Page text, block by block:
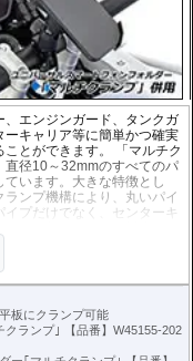
、エンジンガード、タンクガ
ーキャリア等に簡単かつ確実
ことができます。 「マルチク
直径10～32mmのすべてのパ
ています。大きな特徴とし
ランプ機構により、丸いパイ
イプだけでなく、センターキ
トフォンホルダー
に搭載が可能になります。
います。 取り付けた後は、
板にクランプ可能
ランプ｣ 【品番】W45155-202